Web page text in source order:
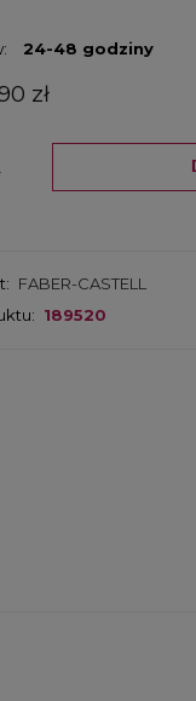
24-48 godziny
zł
FABER-CASTELL
189520